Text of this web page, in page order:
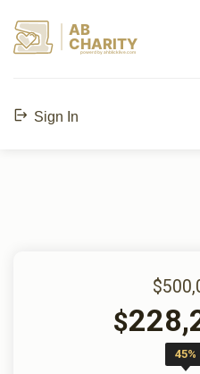
AB
CHARITY
powerd by ahblicklive.com
Sign In
$
45%